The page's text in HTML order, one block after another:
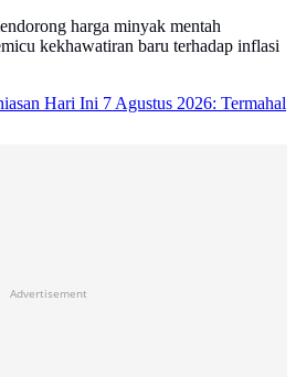
harga minyak mentah
kekhawatiran baru terhadap inflasi
Hari Ini 7 Agustus 2026: Termahal
Advertisement